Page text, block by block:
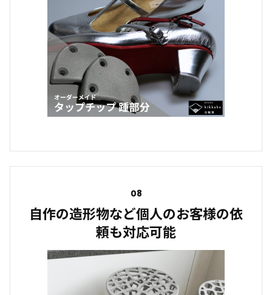
08
自作の造形物など個人のお客様の依
頼も対応可能